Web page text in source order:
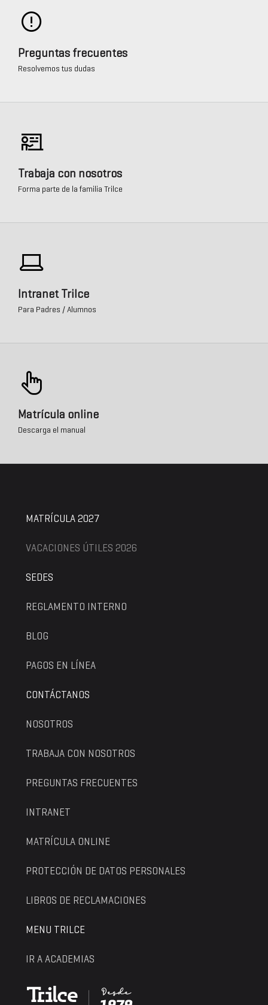
Preguntas frecuentes
Resolvemos tus dudas
Trabaja con nosotros
Forma parte de la familia Trilce
Intranet Trilce
Para Padres / Alumnos
Matrícula online
Descarga el manual
MATRÍCULA 2027
VACACIONES ÚTILES 2026
SEDES
REGLAMENTO INTERNO
BLOG
PAGOS EN LÍNEA
CONTÁCTANOS
NOSOTROS
TRABAJA CON NOSOTROS
PREGUNTAS FRECUENTES
INTRANET
MATRÍCULA ONLINE
PROTECCIÓN DE DATOS PERSONALES
LIBROS DE RECLAMACIONES
MENU TRILCE
IR A ACADEMIAS